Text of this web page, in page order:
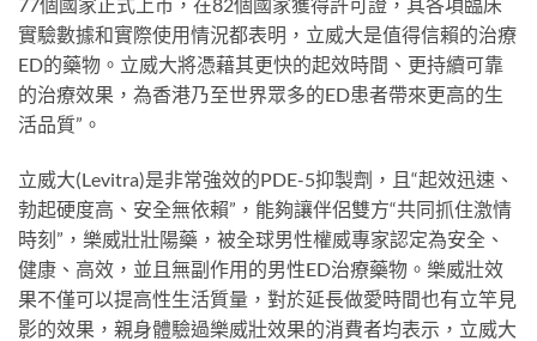
實驗數據和實際使用情況都表明，立威大是值得信賴的治療
ED的藥物。立威大將憑藉其更快的起效時間、更持續可靠
的治療效果，為香港乃至世界眾多的ED患者帶來更高的生
活品質”。
立威大(Levitra)是非常強效的PDE-5抑製劑，且“起效迅速、
勃起硬度高、安全無依賴”，能夠讓伴侶雙方“共同抓住激情
時刻”，樂威壯壯陽藥，被全球男性權威專家認定為安全、
健康、高效，並且無副作用的男性ED治療藥物。樂威壯效
果不僅可以提高性生活質量，對於延長做愛時間也有立竿見
影的效果，親身體驗過樂威壯效果的消費者均表示，立威大